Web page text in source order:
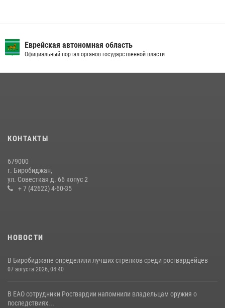
21 июля 2026, 04:18
15 июля 2026, 07:12
гражданского оружия
31 июля 2026, 01:48
Еврейская автономная область
Официальный портал органов государственной власти
КОНТАКТЫ
679000
г. Биробиджан,
ул. Совесткая д. 66 копус 2
+ 7 (42622) 4-60-35
НОВОСТИ
В Биробиджане определили лучших стрелков среди росгвардейцев
07 августа 2026, 04:40
В ЕАО сотрудники Росгвардии напомнили владельцам оружия о
последствиях...